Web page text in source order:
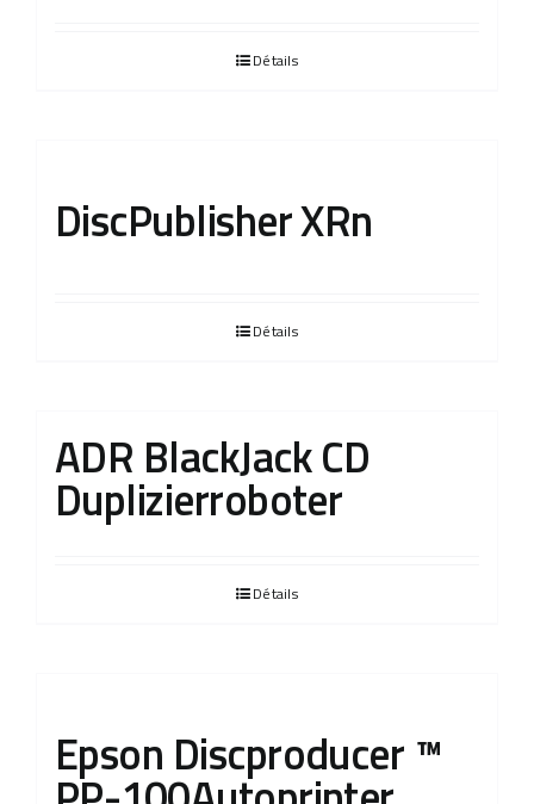
Détails
DiscPublisher XRn
Détails
ADR BlackJack CD
Duplizierroboter
Détails
Epson Discproducer ™